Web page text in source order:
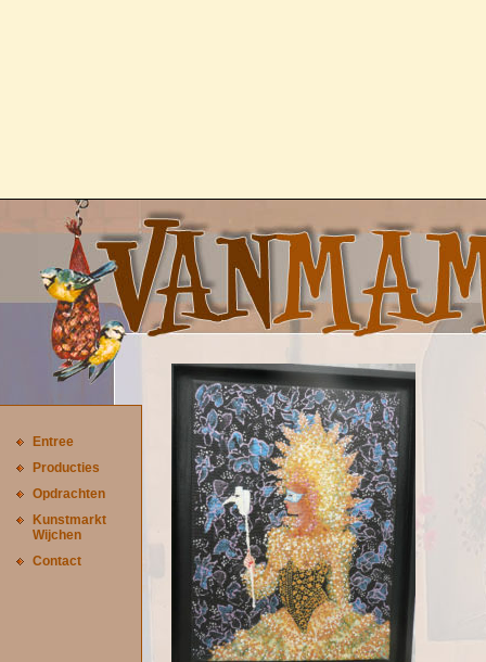
Entree
Producties
Opdrachten
Kunstmarkt
Wijchen
Contact